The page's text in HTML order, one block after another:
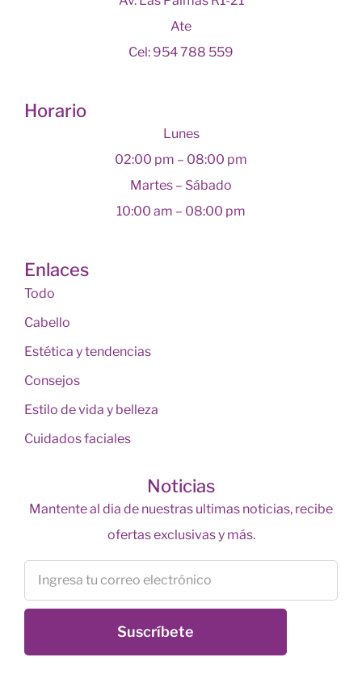
Ate
Cel: 954 788 559
Horario
Lunes
02:00 pm – 08:00 pm
Martes – Sábado
10:00 am – 08:00 pm
Enlaces
Todo
Cabello
Estética y tendencias
Consejos
Estilo de vida y belleza
Cuidados faciales
Noticias
Mantente al dia de nuestras ultimas noticias, recibe
ofertas exclusivas y más.
Suscríbete